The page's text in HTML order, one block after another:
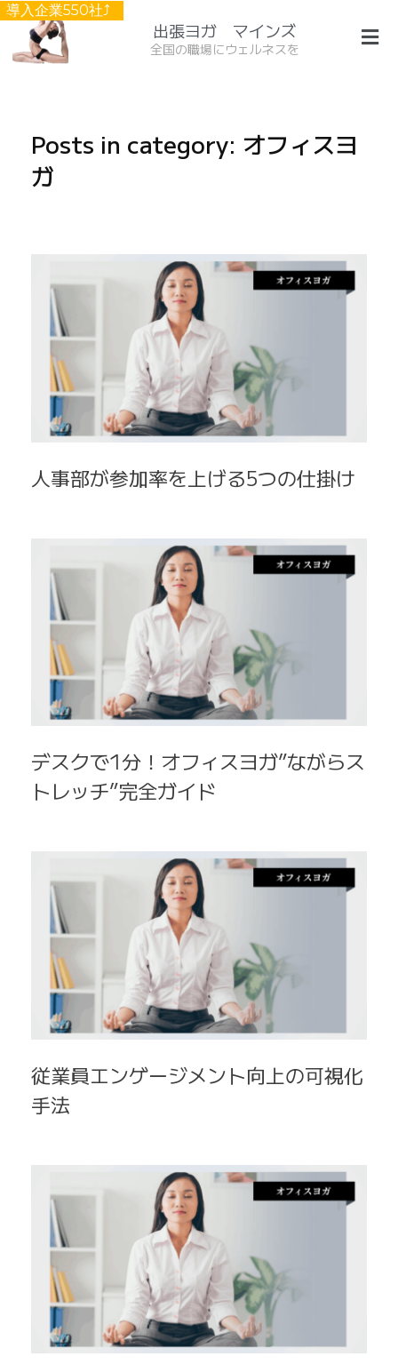
導入企業550社⤴︎
出張ヨガ マインズ
全国の職場にウェルネスを
Posts in category: オフィスヨ
ガ
人事部が参加率を上げる5つの仕掛け
デスクで1分！オフィスヨガ”ながらス
トレッチ”完全ガイド
従業員エンゲージメント向上の可視化
手法